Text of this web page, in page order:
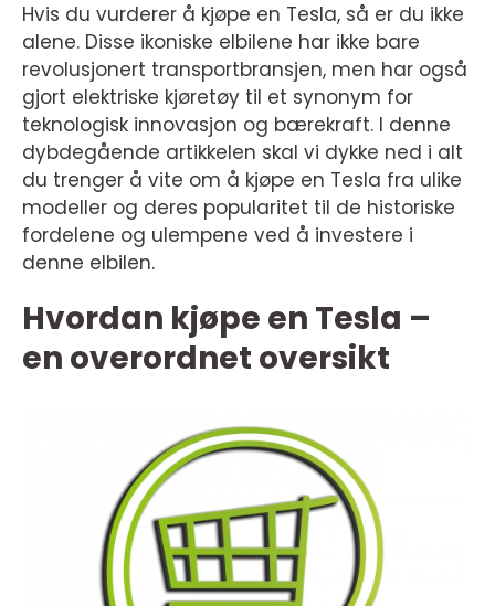
Hvis du vurderer å kjøpe en Tesla, så er du ikke
alene. Disse ikoniske elbilene har ikke bare
revolusjonert transportbransjen, men har også
gjort elektriske kjøretøy til et synonym for
teknologisk innovasjon og bærekraft. I denne
dybdegående artikkelen skal vi dykke ned i alt
du trenger å vite om å kjøpe en Tesla fra ulike
modeller og deres popularitet til de historiske
fordelene og ulempene ved å investere i
denne elbilen.
Hvordan kjøpe en Tesla –
en overordnet oversikt